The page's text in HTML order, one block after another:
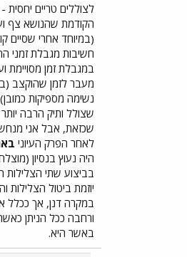
לצוללים טריים
הקודמת שהנושא צף
(במיוחד אחרי שסיים
חשיבות מגבלת זמני
במגבלת זמן מסויימת
מעבר לזמן שהוקצב
נשימה מספיקות
שצולל ותיק הרבה
שכזאת, אבל אני
לאחר הפרק העיוני
היה נעוץ בנסיון
בביצוע שתי הצלילות
יוזמת ביטול הצלילות
במקרה דנן, אך
ורחבה ככל הניתן
באשר היא.